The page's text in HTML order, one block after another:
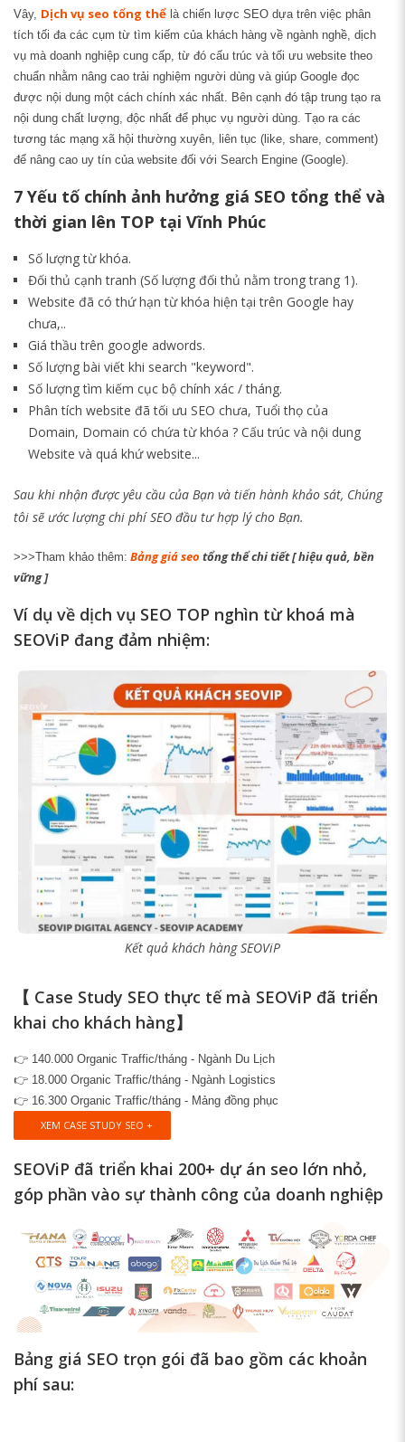
Vây, Dịch vụ seo tổng thể là chiến lược SEO dựa trên việc phân
tích tối đa các cụm từ tìm kiếm của khách hàng về ngành nghề, dịch
vụ mà doanh nghiệp cung cấp, từ đó cấu trúc và tối ưu website theo
chuẩn nhằm nâng cao trải nghiệm người dùng và giúp Google đọc
được nội dung một cách chính xác nhất. Bên cạnh đó tập trung tạo ra
nội dung chất lượng, độc nhất để phục vụ người dùng. Tạo ra các
tương tác mạng xã hội thường xuyên, liên tục (like, share, comment)
để nâng cao uy tín của website đối với Search Engine (Google).
7 Yếu tố chính ảnh hưởng giá SEO tổng thể và
thời gian lên TOP tại Vĩnh Phúc
Số lượng từ khóa.
Đối thủ cạnh tranh (Số lượng đối thủ nằm trong trang 1).
Website đã có thứ hạn từ khóa hiện tại trên Google hay
chưa,..
Giá thầu trên google adwords.
Số lượng bài viết khi search "keyword".
Số lượng tìm kiếm cục bộ chính xác / tháng.
Phân tích website đã tối ưu SEO chưa, Tuổi thọ của
Domain, Domain có chứa từ khóa ? Cấu trúc và nội dung
Website và quá khứ website...
Sau khi nhận được yêu cầu của Bạn và tiến hành khảo sát, Chúng
tôi sẽ ước lượng chi phí SEO đầu tư hợp lý cho Bạn.
>>>Tham khảo thêm: Bảng giá seo tổng thể chi tiết [ hiệu quả, bền
vững ]
Ví dụ về dịch vụ SEO TOP nghìn từ khoá mà
SEOViP đang đảm nhiệm:
Kết quả khách hàng SEOViP
【 Case Study SEO thực tế mà SEOViP đã triển
khai cho khách hàng】
👉 140.000 Organic Traffic/tháng - Ngành Du Lịch
👉 18.000 Organic Traffic/tháng - Ngành Logistics
👉 16.300 Organic Traffic/tháng - Mảng đồng phục
XEM CASE STUDY SEO +
SEOViP đã triển khai 200+ dự án seo lớn nhỏ,
góp phần vào sự thành công của doanh nghiệp
Bảng giá SEO trọn gói đã bao gồm các khoản
phí sau: